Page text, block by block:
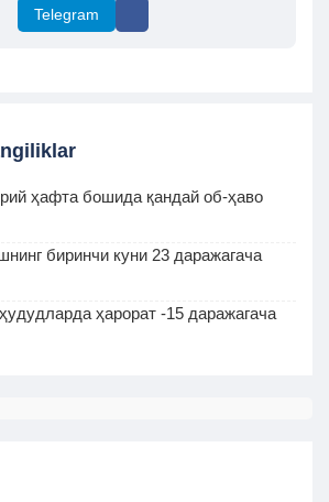
Telegram
ҳафта бошида қандай об-ҳаво
биринчи куни 23 даражагача
ҳарорат -15 даражагача